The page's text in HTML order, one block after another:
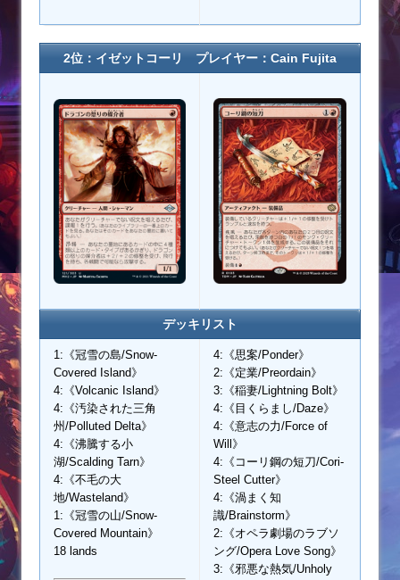
2位：イゼットコーリ プレイヤー：Cain Fujita
デッキリスト
1:《冠雪の島/Snow-
Covered Island》
4:《Volcanic Island》
4:《汚染された三角
州/Polluted Delta》
4:《沸騰する小
湖/Scalding Tarn》
4:《不毛の大
地/Wasteland》
1:《冠雪の山/Snow-
Covered Mountain》
18 lands
4:《思案/Ponder》
2:《定業/Preordain》
3:《稲妻/Lightning Bolt》
4:《目くらまし/Daze》
4:《意志の力/Force of
Will》
4:《コーリ鋼の短刀/Cori-
Steel Cutter》
4:《渦まく知
識/Brainstorm》
2:《オペラ劇場のラブソ
ング/Opera Love Song》
3:《邪悪な熱気/Unholy